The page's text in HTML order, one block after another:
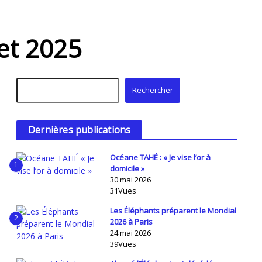
2025
Rechercher
Rechercher
Dernières publications
1
Océane TAHÉ : « Je vise l’or à
domicile »
30 mai 2026
31Vues
2
Les Éléphants préparent le Mondial
2026 à Paris
24 mai 2026
39Vues